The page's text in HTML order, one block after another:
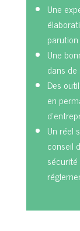
Une
Une
dans
Des
en
Un réel
conseil